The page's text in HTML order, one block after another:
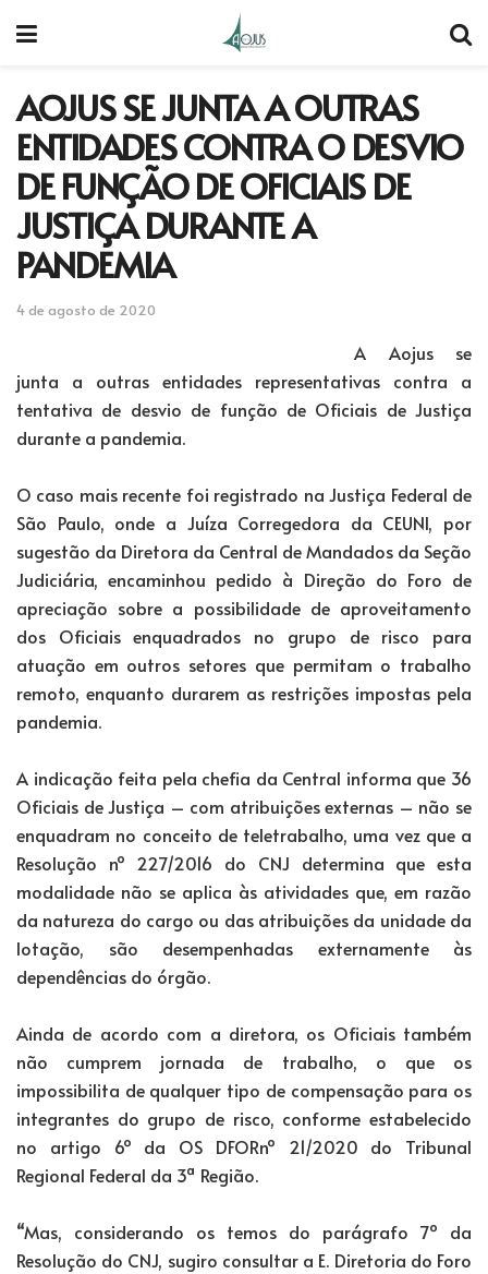
AOJUS SE JUNTA A OUTRAS
ENTIDADES CONTRA O DESVIO
DE FUNÇÃO DE OFICIAIS DE
JUSTIÇA DURANTE A
PANDEMIA
4 de agosto de 2020
A Aojus se
junta a outras entidades representativas contra a
tentativa de desvio de função de Oficiais de Justiça
durante a pandemia.
O caso mais recente foi registrado na Justiça Federal de
São Paulo, onde a Juíza Corregedora da CEUNI, por
sugestão da Diretora da Central de Mandados da Seção
Judiciária, encaminhou pedido à Direção do Foro de
apreciação sobre a possibilidade de aproveitamento
dos Oficiais enquadrados no grupo de risco para
atuação em outros setores que permitam o trabalho
remoto, enquanto durarem as restrições impostas pela
pandemia.
A indicação feita pela chefia da Central informa que 36
Oficiais de Justiça – com atribuições externas – não se
enquadram no conceito de teletrabalho, uma vez que a
Resolução nº 227/2016 do CNJ determina que esta
modalidade não se aplica às atividades que, em razão
da natureza do cargo ou das atribuições da unidade da
lotação, são desempenhadas externamente às
dependências do órgão.
Ainda de acordo com a diretora, os Oficiais também
não cumprem jornada de trabalho, o que os
impossibilita de qualquer tipo de compensação para os
integrantes do grupo de risco, conforme estabelecido
no artigo 6º da OS DFORnº 21/2020 do Tribunal
Regional Federal da 3ª Região.
“Mas, considerando os temos do parágrafo 7º da
Resolução do CNJ, sugiro consultar a E. Diretoria do Foro